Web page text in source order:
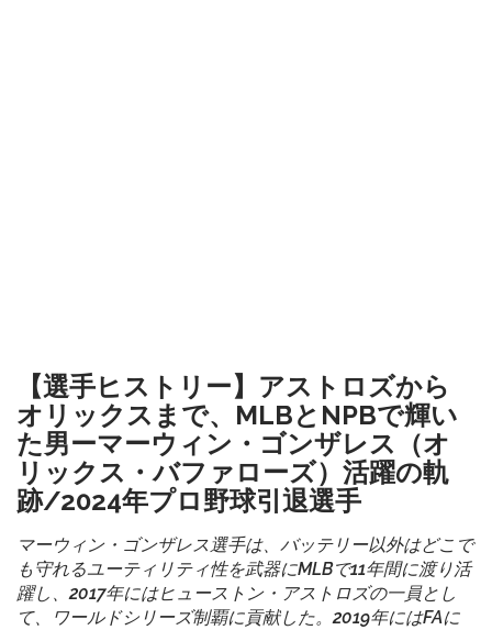
【選手ヒストリー】アストロズから
オリックスまで、MLBとNPBで輝い
た男ーマーウィン・ゴンザレス（オ
リックス・バファローズ）活躍の軌
跡/2024年プロ野球引退選手
マーウィン・ゴンザレス選手は、バッテリー以外はどこで
も守れるユーティリティ性を武器にMLBで11年間に渡り活
躍し、2017年にはヒューストン・アストロズの一員とし
て、ワールドシリーズ制覇に貢献した。2019年にはFAに